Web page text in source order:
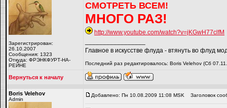
Зарегистрирован:
26.10.2007
Сообщения: 1323
Откуда: ФРЭНКФУРТ-НА-
РЕЙНЕ
СМОТРЕТЬ ВСЕМ!
МНОГО РАЗ!
http://www.youtube.com/watch?v=jKGwH77clfM
Главное в искусстве флуда - втянуть во флуд
Последний раз редактировалось: Boris Velehov (Сб
Вернуться к началу
Boris Velehov
Admin
Добавлено: Пн 10.08.2009 11:08 MSK Заголовок